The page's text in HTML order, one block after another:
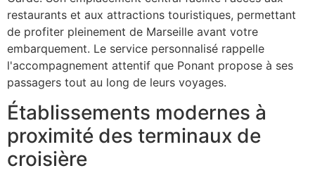
restaurants et aux attractions touristiques, permettant
de profiter pleinement de Marseille avant votre
embarquement. Le service personnalisé rappelle
l'accompagnement attentif que Ponant propose à ses
passagers tout au long de leurs voyages.
Établissements modernes à
proximité des terminaux de
croisière